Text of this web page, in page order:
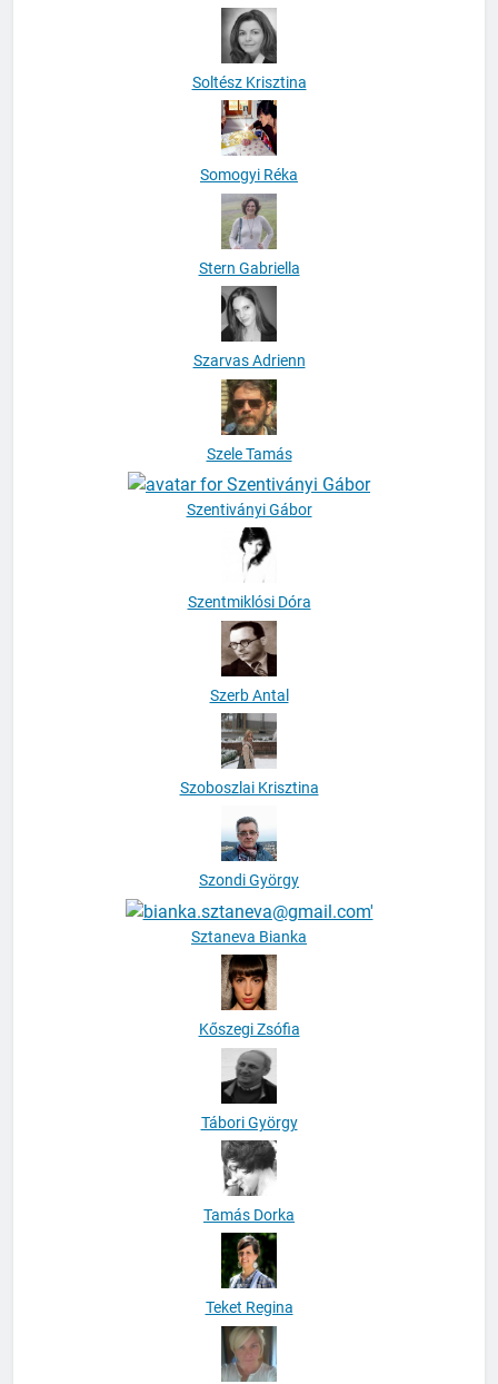
Soltész Krisztina
Somogyi Réka
Stern Gabriella
Szarvas Adrienn
Szele Tamás
Szentiványi Gábor
Szentmiklósi Dóra
Szerb Antal
Szoboszlai Krisztina
Szondi György
Sztaneva Bianka
Kőszegi Zsófia
Tábori György
Tamás Dorka
Teket Regina